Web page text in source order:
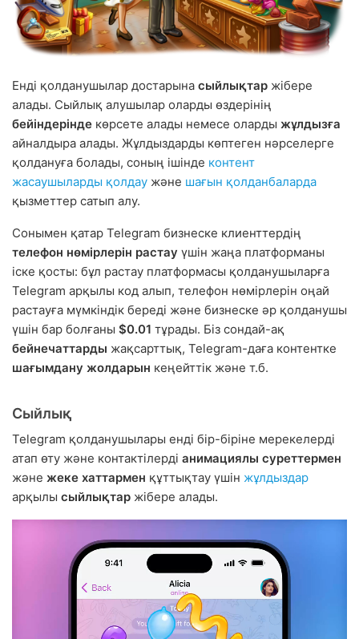
Енді қолданушылар достарына сыйлықтар жібере
алады. Сыйлық алушылар оларды өздерінің
бейіндерінде көрсете алады немесе оларды жұлдызға
айналдыра алады. Жұлдыздарды көптеген нәрселерге
қолдануға болады, соның ішінде контент
жасаушыларды қолдау және шағын қолданбаларда
қызметтер сатып алу.
Сонымен қатар Telegram бизнеске клиенттердің
телефон нөмірлерін растау үшін жаңа платформаны
іске қосты: бұл растау платформасы қолданушыларға
Telegram арқылы код алып, телефон нөмірлерін оңай
растауға мүмкіндік береді және бизнеске әр қолданушы
үшін бар болғаны $0.01 тұрады. Біз сондай-ақ
бейнечаттарды жақсарттық, Telegram-даға контентке
шағымдану жолдарын кеңейттік және т.б.
Сыйлық
Telegram қолданушылары енді бір-біріне мерекелерді
атап өту және контактілерді анимациялы суреттермен
және жеке хаттармен құттықтау үшін жұлдыздар
арқылы сыйлықтар жібере алады.